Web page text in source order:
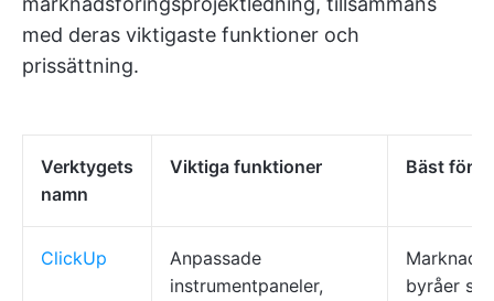
med deras viktigaste funktioner och
prissättning.
Verktygets
namn
Viktiga funktioner Bäst för
ClickUp
Anpassade
instrumentpaneler,
byråer